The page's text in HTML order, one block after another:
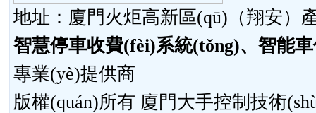
地址：廈門火炬高新區(qū)（翔安）
智慧停車收費(fèi)系統(tǒng)、智能
專業(yè)提供商
版權(quán)所有 廈門大手控制技術